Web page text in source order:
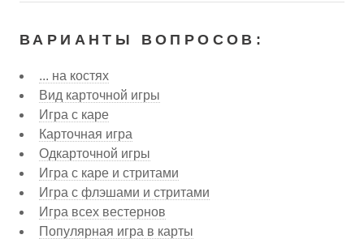
ВАРИАНТЫ ВОПРОСОВ:
... на костях
Вид карточной игры
Игра с каре
Карточная игра
Одкарточной игры
Игра с каре и стритами
Игра с флэшами и стритами
Игра всех вестернов
Популярная игра в карты